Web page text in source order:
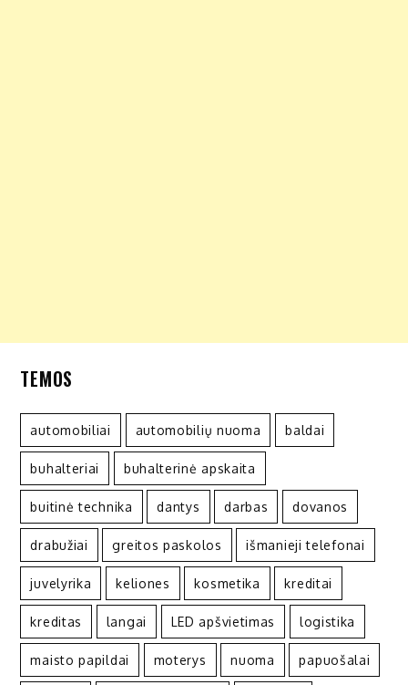
TEMOS
automobiliai automobilių nuoma baldai
buhalteriai buhalterinė apskaita
buitinė technika dantys darbas dovanos
drabužiai greitos paskolos išmanieji telefonai
juvelyrika keliones kosmetika kreditai
kreditas langai LED apšvietimas logistika
maisto papildai moterys nuoma papuošalai